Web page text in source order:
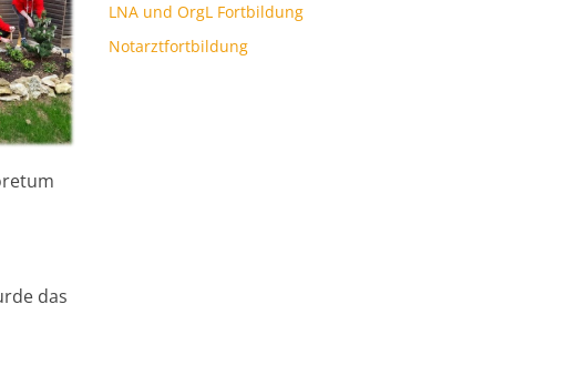
das
LNA und OrgL Fortbildung
Notarztfortbildung